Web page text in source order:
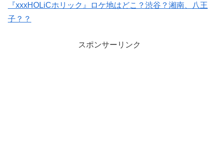
『xxxHOLiCホリック』ロケ地はどこ？渋谷？湘南、八王
子？？
スポンサーリンク